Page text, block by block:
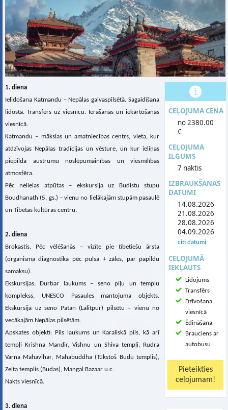
CEĻOJUMA CENA
no 2380.00
€
CEĻOJUMA
ILGUMS
7 naktis
IZBRAUKŠANAS
DATUMI
14.08.2026
21.08.2026
28.08.2026
04.09.2026
citi datumi
CEĻOJUMĀ
IEKĻAUTS
Lidojums
Transfērs
Dzīvošana
viesnīcā
Ēdināšana
Brauciens ar
autobusu
1. diena
Ielidošana Katmandu – Nepālas galvaspilsētā. Sagaidīšana
lidostā. Transfērs uz viesnīcu. Ierašanās un iekārtošanās
viesnīcā.
Katmandu – mākslas un amatniecības centrs, vieta, kur
atdzīvojas Nepālas tradīcijas un vēsture, un kur ieliņas
piepilda austrumu noslēpumainības un viesmīlības
atmosfēra.
Pēc nelielas atpūtas – ekskursija uz Budistu stupu
Boudhanath (5. gs.) – vienu no lielākajām stupām pasaulē
un Tibetas kultūras centru.
2. diena
Brokastis. Pēc vēlēšanās – vizīte pie tibetiešu ārsta
(organisma diagnostika pēc pulsa + zāles, par papildu
samaksu).
Ekskursijas: Durbar laukums – seno piļu un tempļu
komplekss, UNESCO Pasaules mantojuma objekts.
Ekskursija uz seno Patan (Lalitpur) pilsētu – vienu no
vecākajām Nepālas pilsētām.
Apskates objekti: Pils laukums un Karaliskā pils, kā arī
tempļi Krishna Mandir, Vishnu un Shiva tempļi, Rudra
Varna Mahavihar, Mahabuddha (Tūkstoš Budu templis),
Zelta templis (Budas), Mangal Bazaar u.c.
Nakts viesnīcā.
3. diena